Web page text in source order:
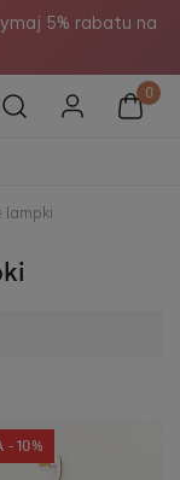
5% rabatu na
lampki
-10%